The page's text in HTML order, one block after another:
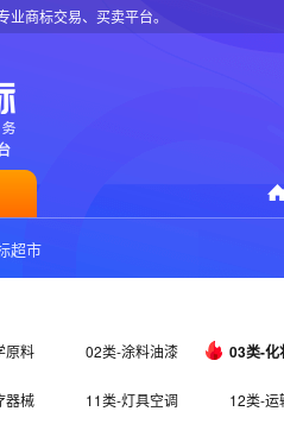
商标交易、买卖平台。
超市
原料 02类-涂料油漆 03类-化
器械 11类-灯具空调 12类-运